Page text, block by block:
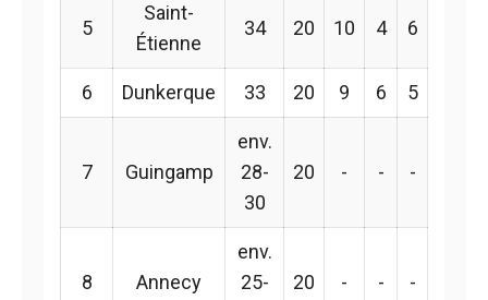
5
Saint-
Étienne
34 20 10 4 6
6 Dunkerque 33 20 9 6 5
7 Guingamp
env.
28-
30
20 - - -
8 Annecy
env.
25-
20 - - -